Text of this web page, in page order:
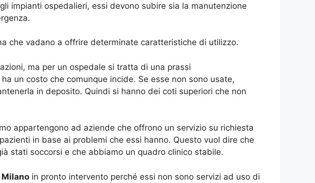
impianti ospedalieri, essi devono subire sia la manutenzione
che vadano a offrire determinate caratteristiche di utilizzo.
ma per un ospedale si tratta di una prassi
un costo che comunque incide. Se esse non sono usate,
in deposito. Quindi si hanno dei coti superiori che non
appartengono ad aziende che offrono un servizio su richiesta
in base ai problemi che essi hanno. Questo vuol dire che
stati soccorsi e che abbiamo un quadro clinico stabile.
in pronto intervento perché essi non sono servizi ad uso di